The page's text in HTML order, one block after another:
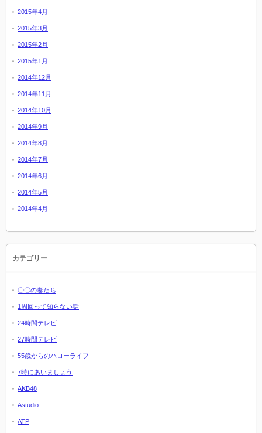
2015年4月
2015年3月
2015年2月
2015年1月
2014年12月
2014年11月
2014年10月
2014年9月
2014年8月
2014年7月
2014年6月
2014年5月
2014年4月
カテゴリー
〇〇の妻たち
1周回って知らない話
24時間テレビ
27時間テレビ
55歳からのハローライフ
7時にあいましょう
AKB48
Astudio
ATP